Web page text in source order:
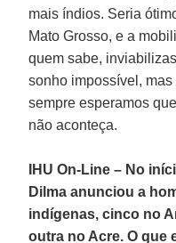
mais índios. Seria
Mato Grosso, e a
quem sabe,
sonho impossível,
sempre esperamos
não aconteça.
IHU On-Line – No
Dilma anunciou a
indígenas, cinco no
outra no Acre. O que